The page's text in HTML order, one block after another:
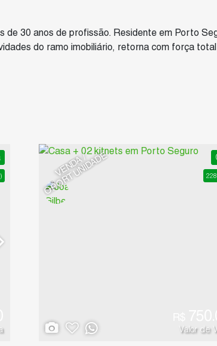
de 30 anos de profissão. Residente em Porto
do ramo imobiliário, retorna com força
V
E
N
D
A
/
O
P
O
R
T
U
N
I
D
A
D
E 228
Valor de